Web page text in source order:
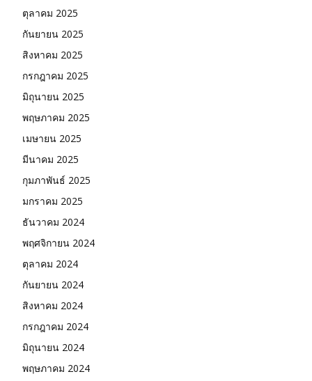
ตุลาคม 2025
กันยายน 2025
สิงหาคม 2025
กรกฎาคม 2025
มิถุนายน 2025
พฤษภาคม 2025
เมษายน 2025
มีนาคม 2025
กุมภาพันธ์ 2025
มกราคม 2025
ธันวาคม 2024
พฤศจิกายน 2024
ตุลาคม 2024
กันยายน 2024
สิงหาคม 2024
กรกฎาคม 2024
มิถุนายน 2024
พฤษภาคม 2024